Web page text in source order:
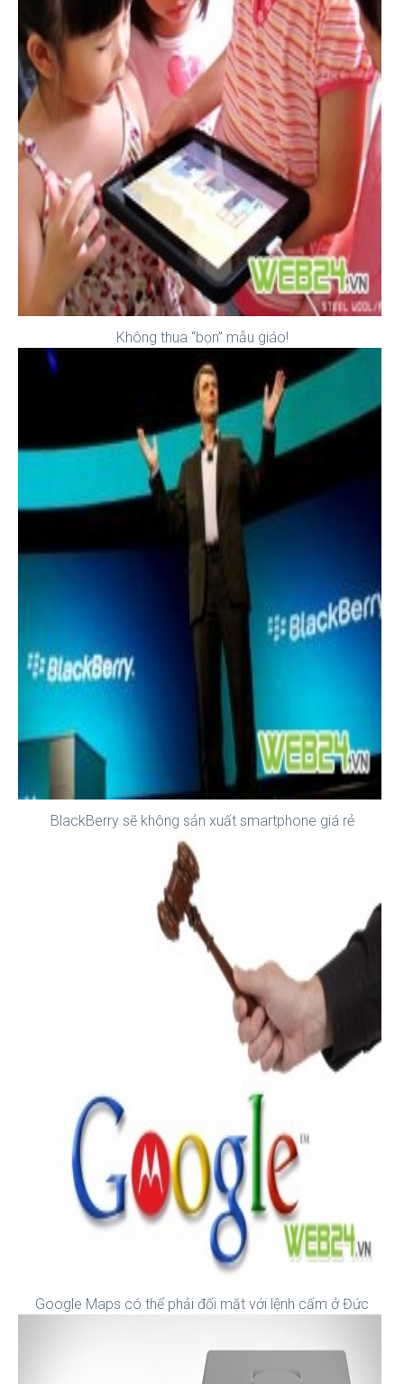
Không thua “bọn” mẫu giáo!
BlackBerry sẽ không sản xuất smartphone giá rẻ
Google Maps có thể phải đối mặt với lệnh cấm ở Đức